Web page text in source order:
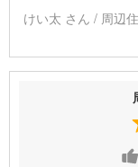
けい太 さん / 周辺